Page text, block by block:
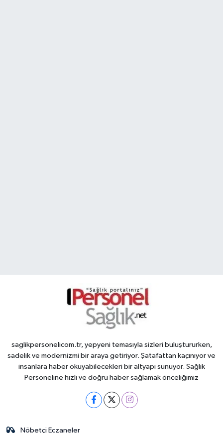
saglikpersonelicom.tr, yepyeni temasıyla sizleri buluştururken,
sadelik ve modernizmi bir araya getiriyor. Şatafattan kaçınıyor ve
insanlara haber okuyabilecekleri bir altyapı sunuyor. Sağlık
Personeline hızlı ve doğru haber sağlamak önceliğimiz
Nöbetçi Eczaneler